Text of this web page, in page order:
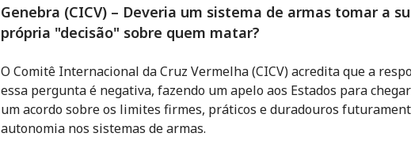
Genebra (CICV) – Deveria um sistema de armas tomar a
própria "decisão" sobre quem matar?
O Comitê Internacional da Cruz Vermelha (CICV) acredita que a
essa pergunta é negativa, fazendo um apelo aos Estados para
um acordo sobre os limites firmes, práticos e duradouros
autonomia nos sistemas de armas.